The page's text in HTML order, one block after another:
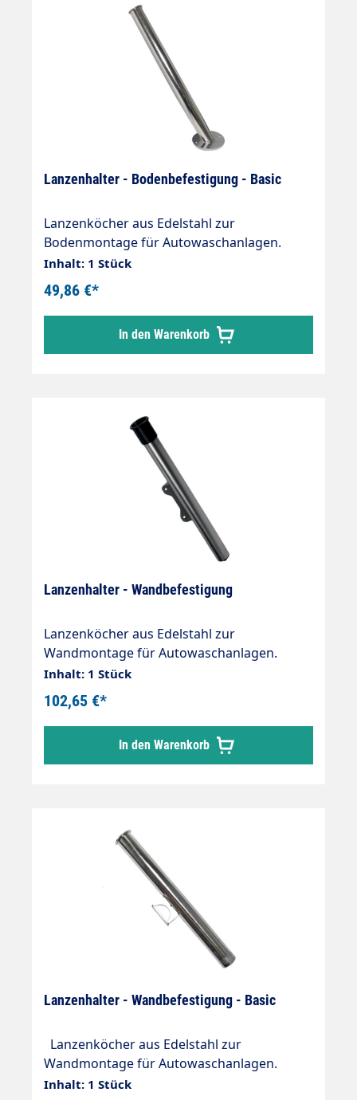
Lanzenhalter - Bodenbefestigung - Basic
Lanzenköcher aus Edelstahl zur
Bodenmontage für Autowaschanlagen.
Inhalt: 1 Stück
49,86 €*
In den Warenkorb
Lanzenhalter - Wandbefestigung
Lanzenköcher aus Edelstahl zur
Wandmontage für Autowaschanlagen.
Länge 700mm
Inhalt: 1 Stück
102,65 €*
In den Warenkorb
Lanzenhalter - Wandbefestigung - Basic
Wandmontage für Autowaschanlagen.
Länge: 590mm Rohrdurchmesser Innen:
Inhalt: 1 Stück